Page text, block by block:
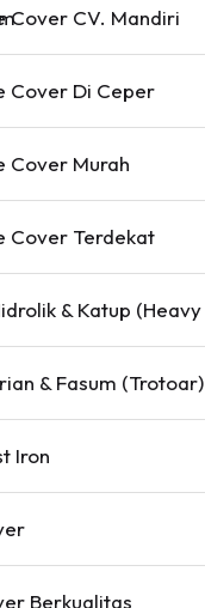
Cover Di Ceper
Cover Murah
Cover Terdekat
& Fasum (Trotoar)
Iron
Berkualitas